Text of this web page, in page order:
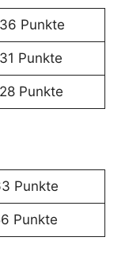
36 Punkte
31 Punkte
28 Punkte
Punkte
Punkte